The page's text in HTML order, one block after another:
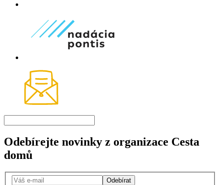
Odebírejte novinky z organizace Cesta
domů
Odebírat